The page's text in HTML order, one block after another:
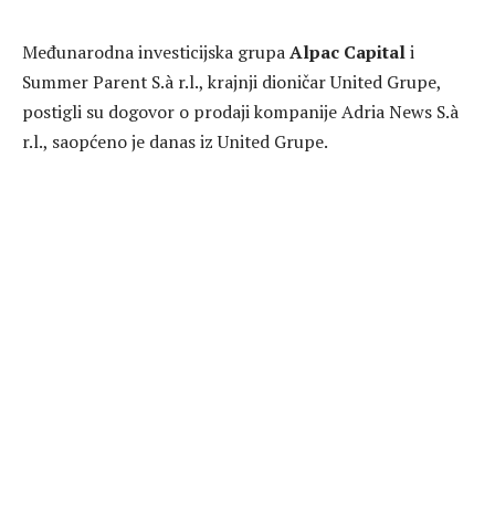
Međunarodna investicijska grupaAlpac Capitali
Summer Parent S.à r.l., krajnji dioničar United Grupe,
postigli su dogovor o prodaji kompanije Adria News S.à
r.l., saopćeno je danas iz United Grupe.